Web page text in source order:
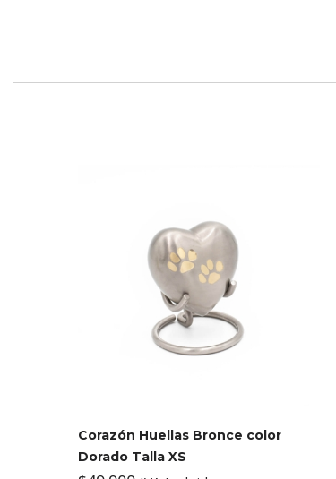
Corazón Huellas Bronce color
Dorado Talla XS